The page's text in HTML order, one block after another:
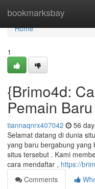
bookmarksbay
Home
Home
1
{Brimo4d:
Pemain Baru
tiannaqnrx407042 56
Selamat datang di dunia
yang baru bergabung
situs tersebut . Kami
cara mendaftar , https://
Comments